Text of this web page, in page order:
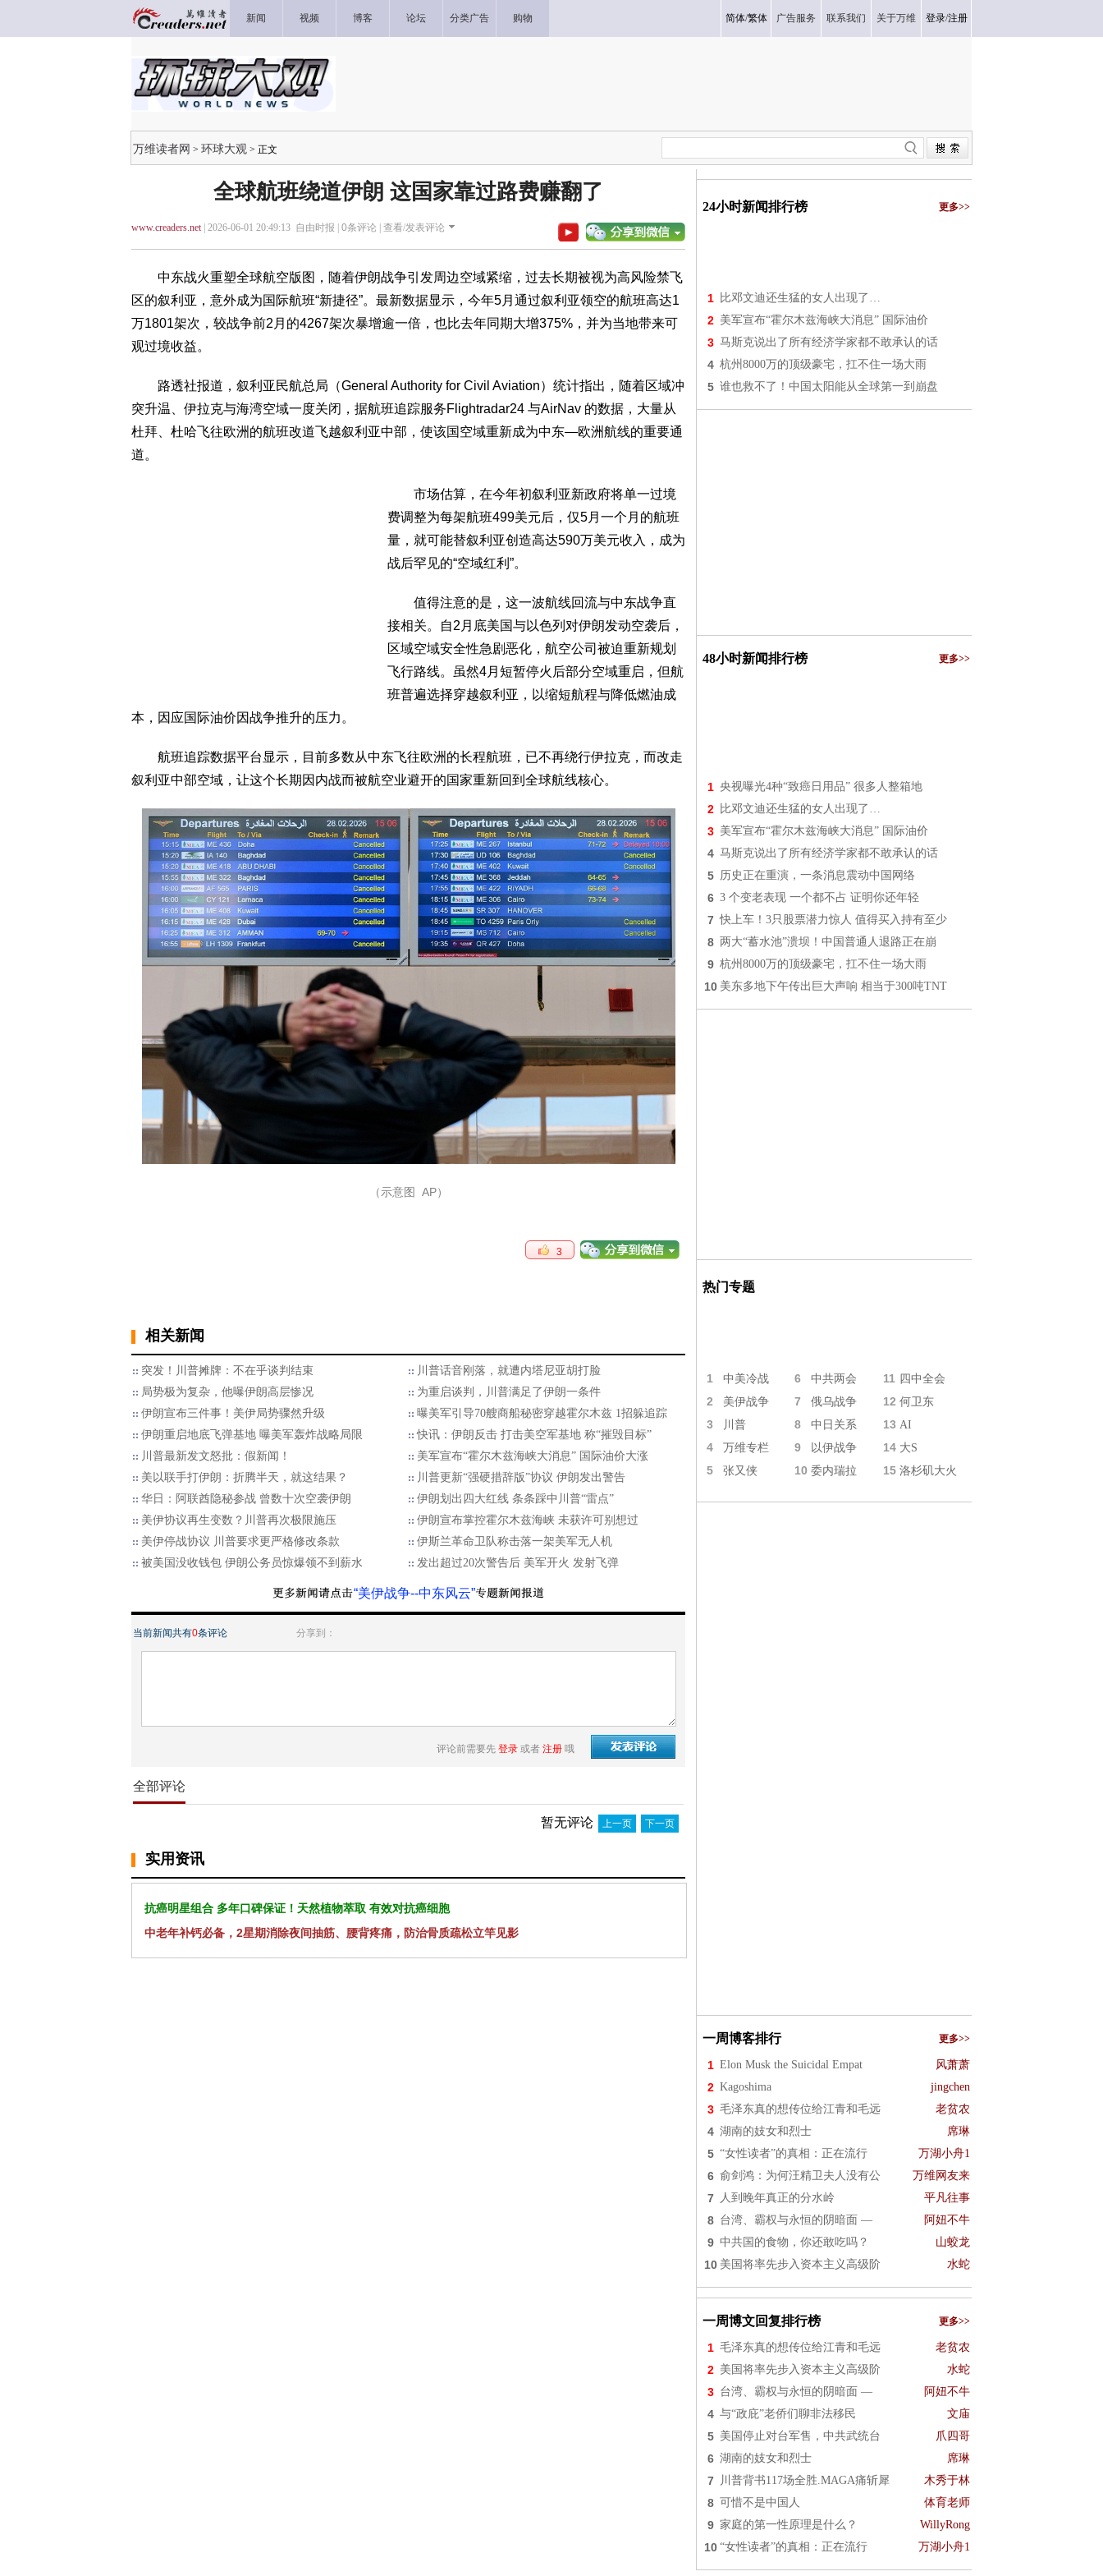
新闻 视频 博客 论坛 分类广告 购物 简体/繁体 广告服务 联系我们 关于万维 登录/注册
万维读者网 > 环球大观 > 正文
全球航班绕道伊朗 这国家靠过路费赚翻了
www.creaders.net| 2026-06-01 20:49:13 自由时报 | 0条评论 | 查看/发表评论
中东战火重塑全球航空版图，随着伊朗战争引发周边空域紧缩，过去长期被视为高风险禁飞
区的叙利亚，意外成为国际航班“新捷径”。最新数据显示，今年5月通过叙利亚领空的航班高达1
万1801架次，较战争前2月的4267架次暴增逾一倍，也比去年同期大增375%，并为当地带来可
观过境收益。
路透社报道，叙利亚民航总局（General Authority for Civil Aviation）统计指出，随着区域冲
突升温、伊拉克与海湾空域一度关闭，据航班追踪服务Flightradar24 与AirNav 的数据，大量从
杜拜、杜哈飞往欧洲的航班改道飞越叙利亚中部，使该国空域重新成为中东—欧洲航线的重要通
道。
市场估算，在今年初叙利亚新政府将单一过境
费调整为每架航班499美元后，仅5月一个月的航班
量，就可能替叙利亚创造高达590万美元收入，成为
战后罕见的“空域红利”。
值得注意的是，这一波航线回流与中东战争直
接相关。自2月底美国与以色列对伊朗发动空袭后，
区域空域安全性急剧恶化，航空公司被迫重新规划
飞行路线。虽然4月短暂停火后部分空域重启，但航
班普遍选择穿越叙利亚，以缩短航程与降低燃油成
本，因应国际油价因战争推升的压力。
航班追踪数据平台显示，目前多数从中东飞往欧洲的长程航班，已不再绕行伊拉克，而改走
叙利亚中部空域，让这个长期因内战而被航空业避开的国家重新回到全球航线核心。
（示意图 AP）
3
相关新闻
突发！川普摊牌：不在乎谈判结束
川普话音刚落，就遭内塔尼亚胡打脸
局势极为复杂，他曝伊朗高层惨况
为重启谈判，川普满足了伊朗一条件
伊朗宣布三件事！美伊局势骤然升级
曝美军引导70艘商船秘密穿越霍尔木兹 1招躲追踪
伊朗重启地底飞弹基地 曝美军轰炸战略局限
快讯：伊朗反击 打击美空军基地 称“摧毁目标”
川普最新发文怒批：假新闻！
美军宣布“霍尔木兹海峡大消息” 国际油价大涨
美以联手打伊朗：折腾半天，就这结果？
川普更新“强硬措辞版”协议 伊朗发出警告
华日：阿联酋隐秘参战 曾数十次空袭伊朗
伊朗划出四大红线 条条踩中川普“雷点”
美伊协议再生变数？川普再次极限施压
伊朗宣布掌控霍尔木兹海峡 未获许可别想过
美伊停战协议 川普要求更严格修改条款
伊斯兰革命卫队称击落一架美军无人机
被美国没收钱包 伊朗公务员惊爆领不到薪水
发出超过20次警告后 美军开火 发射飞弹
“美伊战争--中东风云”
当前新闻共有0条评论 分享到：
评论前需要先 登录 或者 注册 哦
全部评论
暂无评论 上一页 下一页
实用资讯
抗癌明星组合 多年口碑保证！天然植物萃取 有效对抗癌细胞
中老年补钙必备，2星期消除夜间抽筋、腰背疼痛，防治骨质疏松立竿见影
24小时新闻排行榜 更多>>
1 比邓文迪还生猛的女人出现了…
2 美军宣布“霍尔木兹海峡大消息” 国际油价
3 马斯克说出了所有经济学家都不敢承认的话
4 杭州8000万的顶级豪宅，扛不住一场大雨
5 谁也救不了！中国太阳能从全球第一到崩盘
48小时新闻排行榜 更多>>
1 央视曝光4种“致癌日用品” 很多人整箱地
2 比邓文迪还生猛的女人出现了…
3 美军宣布“霍尔木兹海峡大消息” 国际油价
4 马斯克说出了所有经济学家都不敢承认的话
5 历史正在重演，一条消息震动中国网络
6 3 个变老表现 一个都不占 证明你还年轻
7 快上车！3只股票潜力惊人 值得买入持有至少
8 两大“蓄水池”溃坝！中国普通人退路正在崩
9 杭州8000万的顶级豪宅，扛不住一场大雨
10 美东多地下午传出巨大声响 相当于300吨TNT
热门专题
1 中美冷战 6 中共两会 11 四中全会
2 美伊战争 7 俄乌战争 12 何卫东
3 川普 8 中日关系 13 AI
4 万维专栏 9 以伊战争 14 大S
5 张又侠 10 委内瑞拉 15 洛杉矶大火
一周博客排行 更多>>
1 Elon Musk the Suicidal Empat 风萧萧
2 Kagoshima jingchen
3 毛泽东真的想传位给江青和毛远 老贫农
4 湖南的妓女和烈士 席琳
5 “女性读者”的真相：正在流行 万湖小舟1
6 俞剑鸿：为何汪精卫夫人没有公 万维网友来
7 人到晚年真正的分水岭 平凡往事
8 台湾、霸权与永恒的阴暗面 — 阿妞不牛
9 中共国的食物，你还敢吃吗？ 山蛟龙
10 美国将率先步入资本主义高级阶 水蛇
一周博文回复排行榜 更多>>
1 毛泽东真的想传位给江青和毛远 老贫农
2 美国将率先步入资本主义高级阶 水蛇
3 台湾、霸权与永恒的阴暗面 — 阿妞不牛
4 与“政庇”老侨们聊非法移民 文庙
5 美国停止对台军售，中共武统台 爪四哥
6 湖南的妓女和烈士 席琳
7 川普背书117场全胜.MAGA痛斩犀 木秀于林
8 可惜不是中国人 体育老师
9 家庭的第一性原理是什么？ WillyRong
10 “女性读者”的真相：正在流行 万湖小舟1